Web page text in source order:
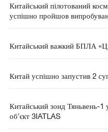
Китайський пілотований
успішно пройшов
Китайський важкий БПЛА
Китай успішно запустив 2
Китайський зонд Тяньвень-1
об'єкт 3IATLAS